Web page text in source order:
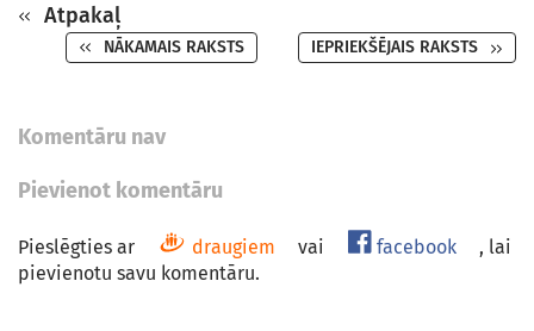
Atpakaļ
NĀKAMAIS RAKSTS IEPRIEKŠĒJAIS RAKSTS
Komentāru nav
Pievienot komentāru
Pieslēgties ar draugiem vai facebook
, lai
pievienotu savu komentāru.